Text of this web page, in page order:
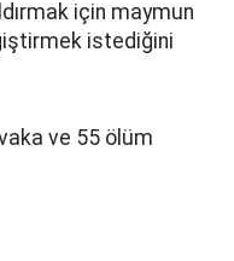
için maymun
istediğini
ve 55 ölüm